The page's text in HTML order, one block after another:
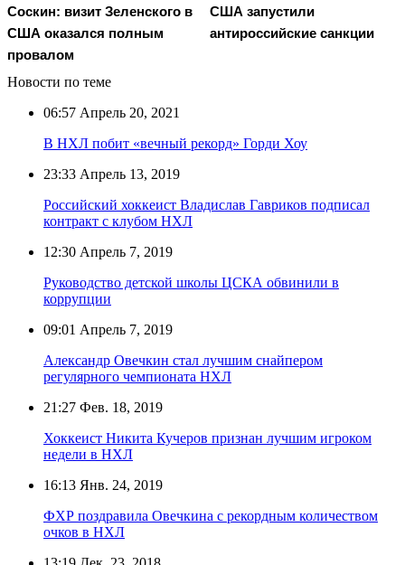
Соскин: визит Зеленского в
США оказался полным
провалом
США запустили
антироссийские санкции
Новости по теме
06:57 Апрель 20, 2021
В НХЛ побит «вечный рекорд» Горди Хоу
23:33 Апрель 13, 2019
Российский хоккеист Владислав Гавриков подписал
контракт с клубом НХЛ
12:30 Апрель 7, 2019
Руководство детской школы ЦСКА обвинили в
коррупции
09:01 Апрель 7, 2019
Александр Овечкин стал лучшим снайпером
регулярного чемпионата НХЛ
21:27 Фев. 18, 2019
Хоккеист Никита Кучеров признан лучшим игроком
недели в НХЛ
16:13 Янв. 24, 2019
ФХР поздравила Овечкина с рекордным количеством
очков в НХЛ